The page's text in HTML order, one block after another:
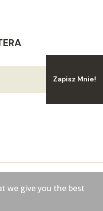
Zapisz Mnie!
BIKES
we give you the best